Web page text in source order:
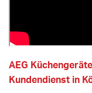
AEG
Kundendienst in